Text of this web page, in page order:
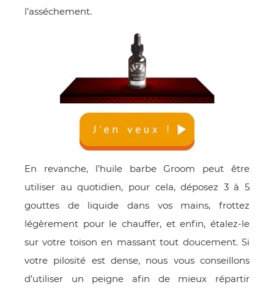
l’asséchement.
En revanche, l’huile barbe Groom peut être
utiliser au quotidien, pour cela, déposez 3 à 5
gouttes de liquide dans vos mains, frottez
légèrement pour le chauffer, et enfin, étalez-le
sur votre toison en massant tout doucement. Si
votre pilosité est dense, nous vous conseillons
d’utiliser un peigne afin de mieux répartir